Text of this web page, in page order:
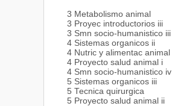
3 Metabolismo animal
3 Proyec introductorios iii
3 Smn socio-humanistico iii
4 Sistemas organicos ii
4 Nutric y alimentac animal
4 Proyecto salud animal i
4 Smn socio-humanistico iv
5 Sistemas organicos iii
5 Tecnica quirurgica
5 Proyecto salud animal ii